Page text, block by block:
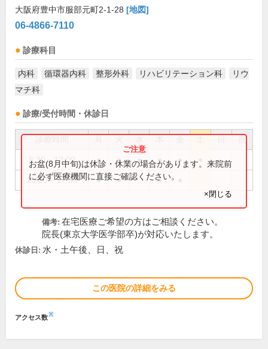
大阪府豊中市服部元町2-1-28 [地図]
06-4866-7110
診療科目
内科 循環器内科 整形外科 リハビリテーション科
リウ
マチ科
診療/受付時間・休診日
祝
8:30～12:00 ● ● ● ● ●
15:00～17:30 ● ● ●
お盆(8月中旬)は休診・休業の場合があります。来院前
に必ず医療機関に直接ご確認ください。
×閉じる
備考: 在宅医療ご希望の方はご相談ください。
院長(東京大学医学部卒)が対応いたします。
休診日: 水・土午後、日、祝
この医院の詳細をみる
アクセス数※